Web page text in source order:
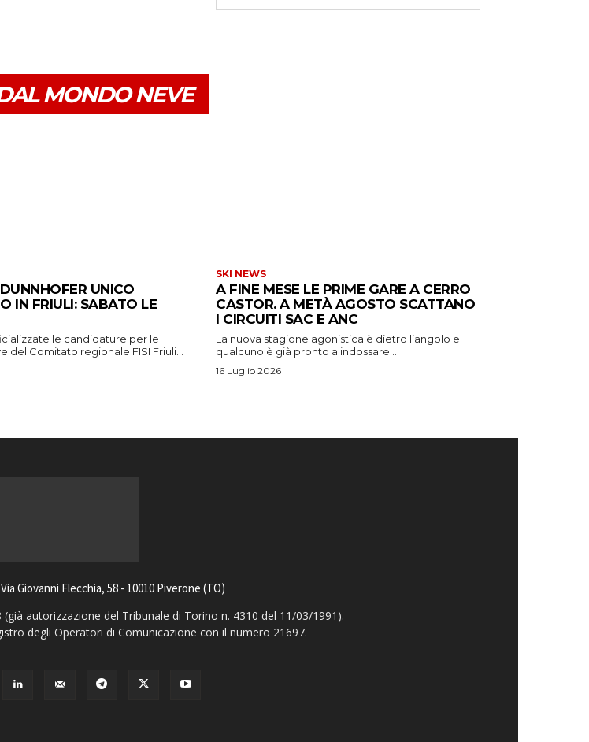
MONDO NEVE
UNICO
IN FRIULI: SABATO LE
le candidature per le
del Comitato regionale FISI Friuli...
SKI NEWS
A FINE MESE LE PRIME GARE A CERRO
CASTOR. A METÀ AGOSTO SCATTANO
I CIRCUITI SAC E ANC
La nuova stagione agonistica è dietro l’angolo e
qualcuno è già pronto a indossare...
16 Luglio 2026
Giovanni Flecchia, 58 - 10010 Piverone (TO)
autorizzazione del Tribunale di Torino n. 4310 del 11/03/1991).
degli Operatori di Comunicazione con il numero 21697.